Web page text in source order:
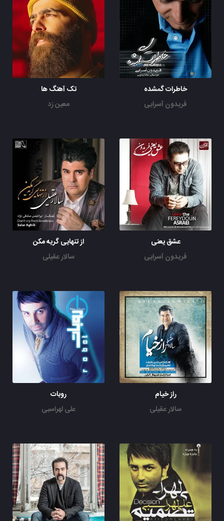
خاطرات گمشده
فریدون آسرایی
تک آهنگ ها
معین زد
عشق یعنی
فریدون آسرایی
از تنهایی گریه مکن
سالار عقیلی
راز خیام
سالار عقیلی
روبات
علی لهراسبی